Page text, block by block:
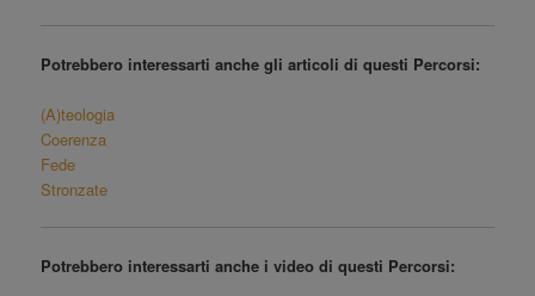
Potrebbero interessarti anche gli articoli di questi Percorsi:
(A)teologia
Coerenza
Fede
Stronzate
Potrebbero interessarti anche i video di questi Percorsi: